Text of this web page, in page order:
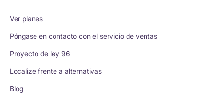
Ver planes
Póngase en contacto con el servicio de ventas
Proyecto de ley 96
Localize frente a alternativas
Blog